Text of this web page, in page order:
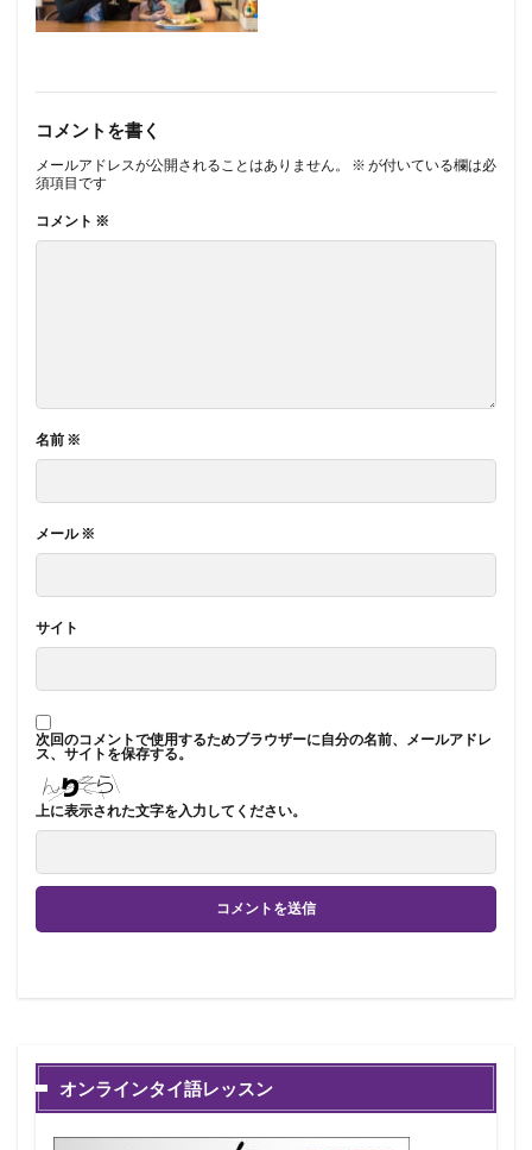
コメントを書く
メールアドレスが公開されることはありません。 ※ が付いている欄は必
須項目です
コメント ※
名前 ※
メール※
サイト
次回のコメントで使用するためブラウザーに自分の名前、メールアドレ
ス、サイトを保存する。
上に表示された文字を入力してください。
オンラインタイ語レッスン